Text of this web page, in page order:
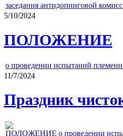
заседания антидопинговой
5/10/2024
ПОЛОЖЕНИЕ
о проведении испытаний
11/7/2024
Праздник
ПОЛОЖЕНИЕ о проведении